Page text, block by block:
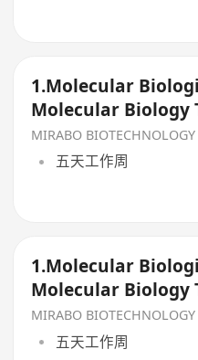
1.Molecular
Molecular Biology
MIRABO
五天工作周
1.Molecular
Molecular Biology
MIRABO
五天工作周